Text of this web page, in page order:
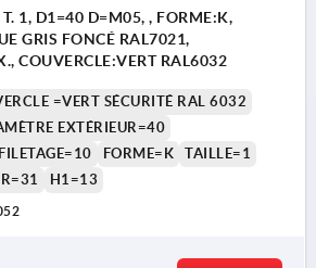
1, D1=40 D=M05, , FORME:K,
GRIS FONCÉ RAL7021,
COUVERCLE:VERT RAL6032
=VERT SÉCURITÉ RAL 6032
EXTÉRIEUR=40
FORME=K
TAILLE=1
H1=13